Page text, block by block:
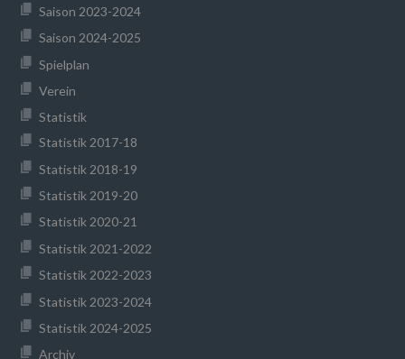
Saison 2023-2024
Saison 2024-2025
Spielplan
Verein
Statistik
Statistik 2017-18
Statistik 2018-19
Statistik 2019-20
Statistik 2020-21
Statistik 2021-2022
Statistik 2022-2023
Statistik 2023-2024
Statistik 2024-2025
Archiv